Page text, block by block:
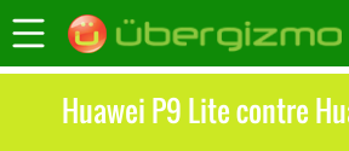
Huawei P9 Lite contre